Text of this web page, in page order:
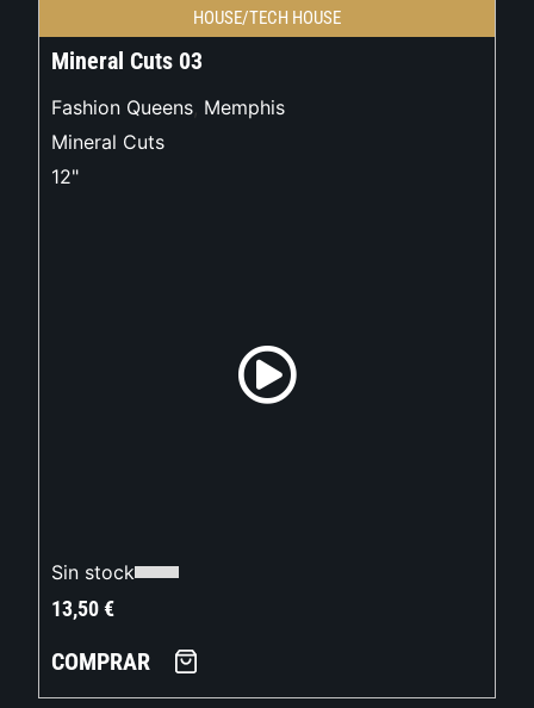
HOUSE/TECH HOUSE
Mineral Cuts 03
Fashion Queens, Memphis
Mineral Cuts
12"
Sin stock
13,50€
COMPRAR